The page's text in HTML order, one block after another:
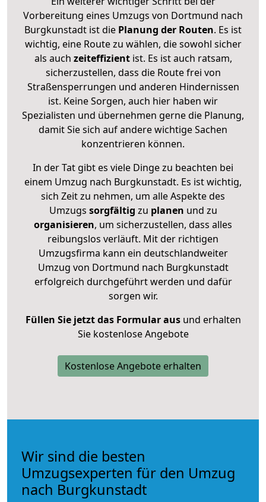
Vorbereitung eines Umzugs von Dortmund nach
Burgkunstadt ist die Planung der Routen. Es ist
wichtig, eine Route zu wählen, die sowohl sicher
als auch zeiteffizientist. Es ist auch ratsam,
sicherzustellen, dass die Route frei von
Straßensperrungen und anderen Hindernissen
ist. Keine Sorgen, auch hier haben wir
Spezialisten und übernehmen gerne die Planung,
damit Sie sich auf andere wichtige Sachen
konzentrieren können.
In der Tat gibt es viele Dinge zu beachten bei
einem Umzug nach Burgkunstadt. Es ist wichtig,
sich Zeit zu nehmen, um alle Aspekte des
Umzugs sorgfältig zu planen und zu
organisieren, um sicherzustellen, dass alles
reibungslos verläuft. Mit der richtigen
Umzugsfirma kann ein deutschlandweiter
Umzug von Dortmund nach Burgkunstadt
erfolgreich durchgeführt werden und dafür
sorgen wir.
Füllen Sie jetzt das Formular ausund erhalten
Sie kostenlose Angebote
Kostenlose Angebote erhalten
Wir sind die besten
Umzugsexperten für den Umzug
nach Burgkunstadt